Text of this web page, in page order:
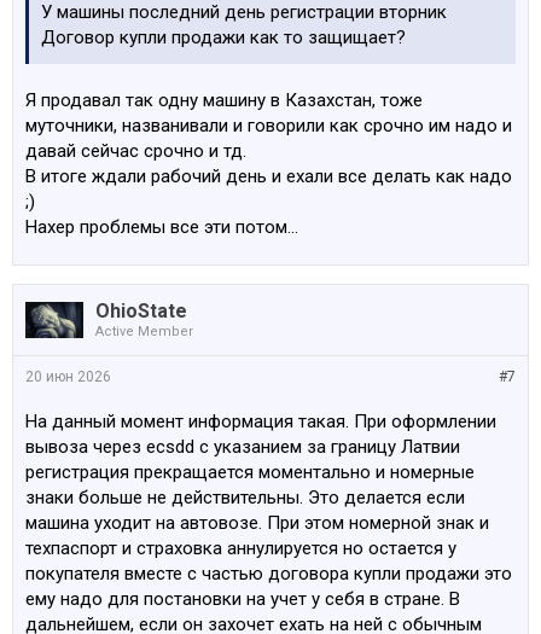
У машины последний день регистрации вторник
Договор купли продажи как то защищает?
Я продавал так одну машину в Казахстан, тоже
муточники, названивали и говорили как срочно им надо и
давай сейчас срочно и тд.
В итоге ждали рабочий день и ехали все делать как надо
;)
Нахер проблемы все эти потом…
OhioState
Active Member
#7
20 июн 2026
На данный момент информация такая. При оформлении
вывоза через ecsdd с указанием за границу Латвии
регистрация прекращается моментально и номерные
знаки больше не действительны. Это делается если
машина уходит на автовозе. При этом номерной знак и
техпаспорт и страховка аннулируется но остается у
покупателя вместе с частью договора купли продажи это
ему надо для постановки на учет у себя в стране. В
дальнейшем, если он захочет ехать на ней с обычным